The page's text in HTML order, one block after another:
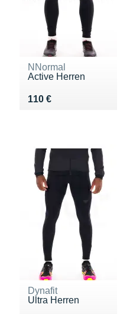
NNormal
Active Herren
110 €
Vendu 110 €
Dynafit
Ultra Herren